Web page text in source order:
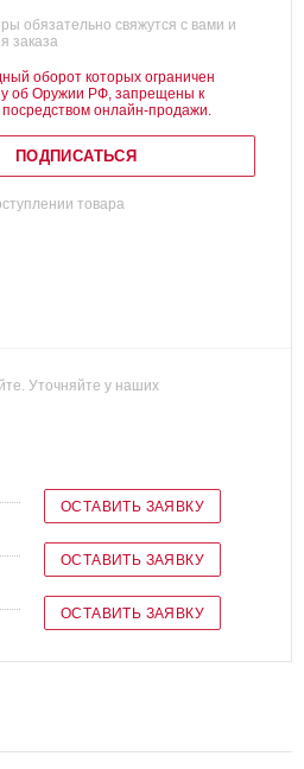
обязательно свяжутся с вами и
заказа
оборот которых ограничен
об Оружии РФ, запрещены к
онлайн-продажи.
ПОДПИСАТЬСЯ
товара
Уточняйте у наших
ОСТАВИТЬ ЗАЯВКУ
ОСТАВИТЬ ЗАЯВКУ
ОСТАВИТЬ ЗАЯВКУ